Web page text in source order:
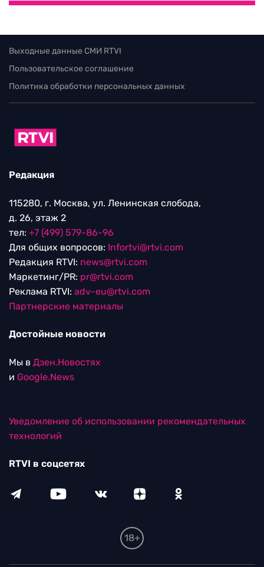
Выходные данные СМИ RTVI
Пользовательское соглашение
Политика обработки персональных данных
Редакция
115280, г. Москва, ул. Ленинская слобода,
д. 26, этаж 2
тел: +7 (499) 579-86-96
Для общих вопросов: Infortvi@rtvi.com
Редакция RTVI: news@rtvi.com
Маркетинг/PR: pr@rtvi.com
Реклама RTVI: adv-eu@rtvi.com
Партнерские материалы
Достойные новости
Мы в Дзен.Новостях
и Google.News
Уведомление об использовании рекомендательных
технологий
RTVI в соцсетях
18+